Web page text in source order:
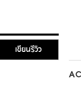
เขียนรีวิว